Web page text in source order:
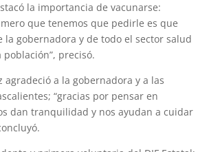
la importancia de vacunarse:
que tenemos que pedirle es que
gobernadora y de todo el sector salud
precisó.
a la gobernadora y a las
“gracias por pensar en
dan tranquilidad y nos ayudan a cuidar